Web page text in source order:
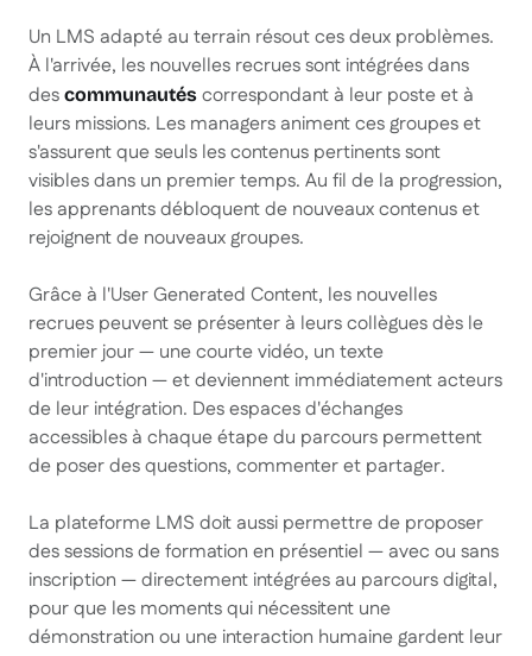
Un LMS adapté au terrain résout ces deux problèmes.
À l'arrivée, les nouvelles recrues sont intégrées dans
des communautés correspondant à leur poste et à
leurs missions. Les managers animent ces groupes et
s'assurent que seuls les contenus pertinents sont
visibles dans un premier temps. Au fil de la progression,
les apprenants débloquent de nouveaux contenus et
rejoignent de nouveaux groupes.
Grâce à l'User Generated Content, les nouvelles
recrues peuvent se présenter à leurs collègues dès le
premier jour — une courte vidéo, un texte
d'introduction — et deviennent immédiatement acteurs
de leur intégration. Des espaces d'échanges
accessibles à chaque étape du parcours permettent
de poser des questions, commenter et partager.
La plateforme LMS doit aussi permettre de proposer
des sessions de formation en présentiel — avec ou sans
inscription — directement intégrées au parcours digital,
pour que les moments qui nécessitent une
démonstration ou une interaction humaine gardent leur